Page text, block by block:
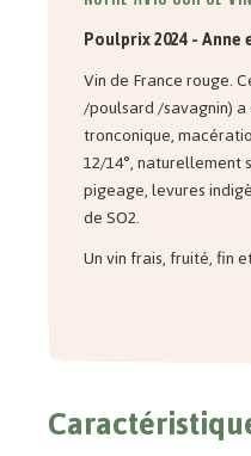
Poulprix 2024 -
Vin de France rouge.
/poulsard /savagnin)
tronconique,
12/14°, naturellement
pigeage, levures
de SO2.
Un vin frais, fruité, fin